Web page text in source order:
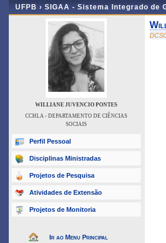
UFPB › SIGAA - Sistema Integrado de
WILLIANE JUVENCIO PONTES
CCHLA - DEPARTAMENTO DE CIÊNCIAS
SOCIAIS
Perfil Pessoal
Disciplinas Ministradas
Projetos de Pesquisa
Atividades de Extensão
Projetos de Monitoria
Ir ao Menu Principal